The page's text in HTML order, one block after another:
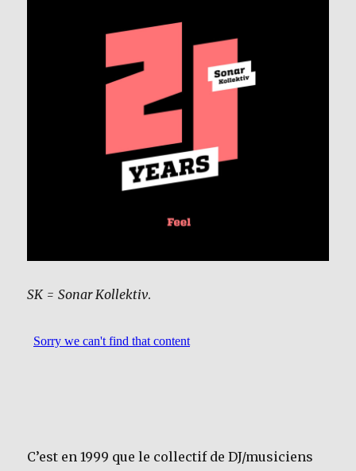
SK = Sonar Kollektiv.
C’est en 1999 que le collectif de DJ/musiciens